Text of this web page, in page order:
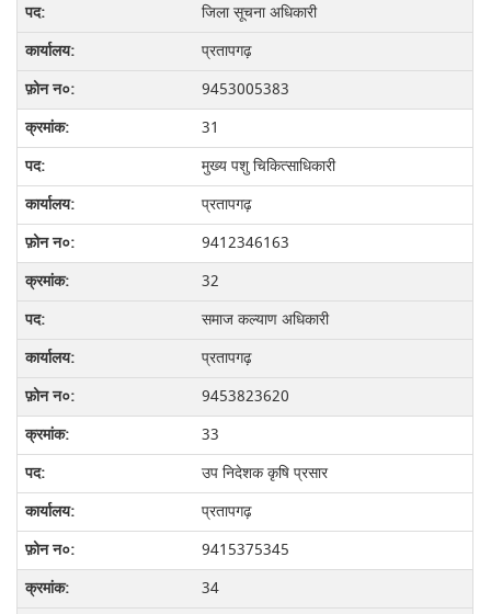
जिला सूचना अधिकारी
प्रतापगढ़
9453005383
31
मुख्य पशु चिकित्साधिकारी
प्रतापगढ़
9412346163
32
समाज कल्याण अधिकारी
प्रतापगढ़
9453823620
33
उप निदेशक कृषि प्रसार
प्रतापगढ़
9415375345
34